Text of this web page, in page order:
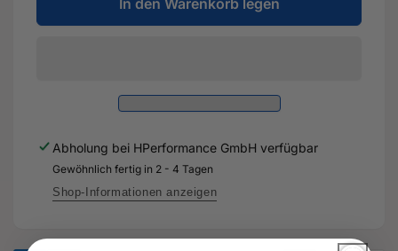
Schottblech
475
Ersatzteil
für
Audi
Menge
für
817
475
Original
Ersatzteil
für
In den Warenkorb legen
Abholung bei HPerformance GmbH verfügbar
Gewöhnlich fertig in 2 - 4 Tagen
Shop-Informationen anzeigen